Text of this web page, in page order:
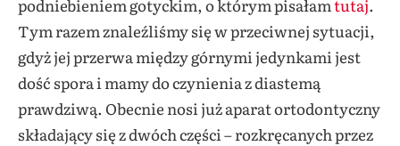
podniebieniem gotyckim, o którym pisałamtutaj.
Tym razem znaleźliśmy się w przeciwnej sytuacji,
gdyż jej przerwa między górnymi jedynkami jest
dość spora i mamy do czynienia z diastemą
prawdziwą. Obecnie nosi już aparat ortodontyczny
składający się z dwóch części – rozkręcanych przez